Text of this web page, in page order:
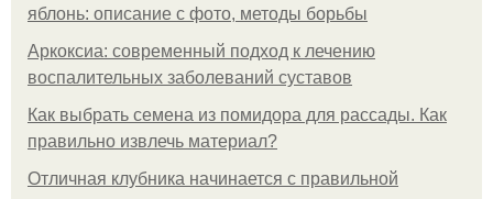
яблонь: описание с фото, методы борьбы
Аркоксиа: современный подход к лечению
воспалительных заболеваний суставов
Как выбрать семена из помидора для рассады. Как
правильно извлечь материал?
Отличная клубника начинается с правильной